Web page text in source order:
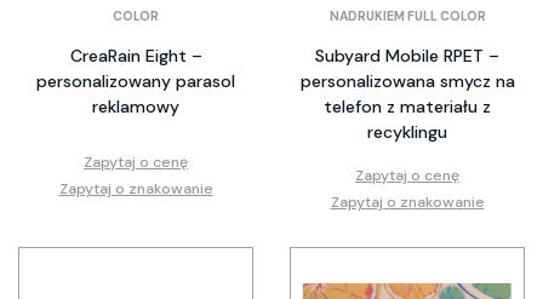
COLOR
CreaRain Eight –
personalizowany parasol
reklamowy
Zapytaj o cenę
Zapytaj o znakowanie
NADRUKIEM FULL COLOR
Subyard Mobile RPET –
personalizowana smycz na
telefon z materiału z
recyklingu
Zapytaj o cenę
Zapytaj o znakowanie